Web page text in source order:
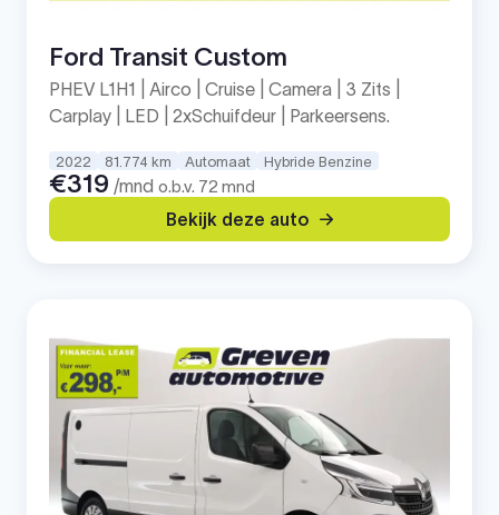
Ford Transit Custom
PHEV L1H1 | Airco | Cruise | Camera | 3 Zits |
Carplay | LED | 2xSchuifdeur | Parkeersens.
2022 81.774 km Automaat Hybride Benzine
€319 /mnd o.b.v. 72 mnd
Bekijk deze auto